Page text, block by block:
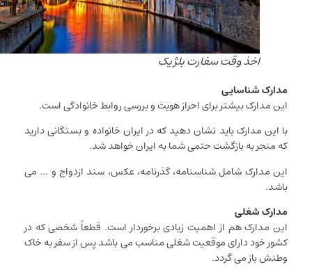
اخذ وقت سفارت بلژیک
مدارک شناسایی
این مدارک بیشتر برای احراز هویت و بررسی روابط خانوادگی است.
با این مدارک باید نشان دهید که در ایران خانواده و بستگانی دارید
که منجر به بازگشت حتمی شما به ایران خواهد شد.
این مدارک شامل شناسنامه، گذرنامه، عکس، سند ازدواج و … می
باشد.
مدارک شغلی
این مدارک هم از اهمیت زیادی برخوردار است. قطعاً شخصی که در
کشور خود دارای موقعیت شغلی مناسب می باشد پس از سفر به خاک
وطنش باز می گردد.